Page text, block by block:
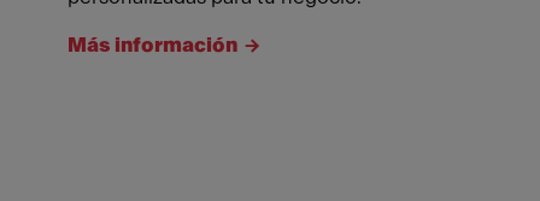
Más información